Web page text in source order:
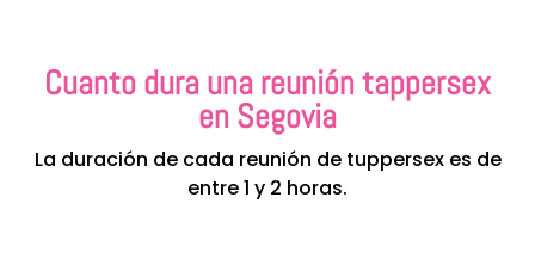
Cuanto dura una reunión tappersex
en Segovia
La duración de cada reunión de tuppersex es de
entre 1 y 2 horas.